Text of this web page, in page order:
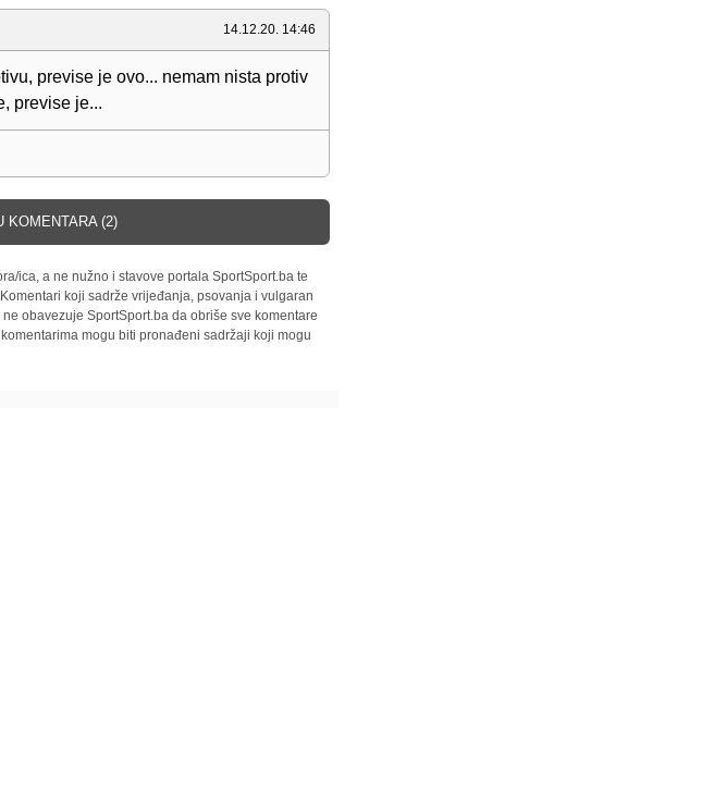
14.12.20. 14:46
previse je ovo... nemam nista protiv
previse je...
KOMENTARA (2)
ica, a ne nužno i stavove portala SportSport.ba te
koji sadrže vrijeđanja, psovanja i vulgaran
obavezuje SportSport.ba da obriše sve komentare
mogu biti pronađeni sadržaji koji mogu